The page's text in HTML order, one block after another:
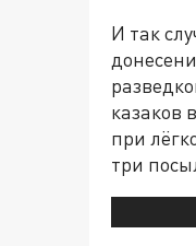
И так
казаков
при
три